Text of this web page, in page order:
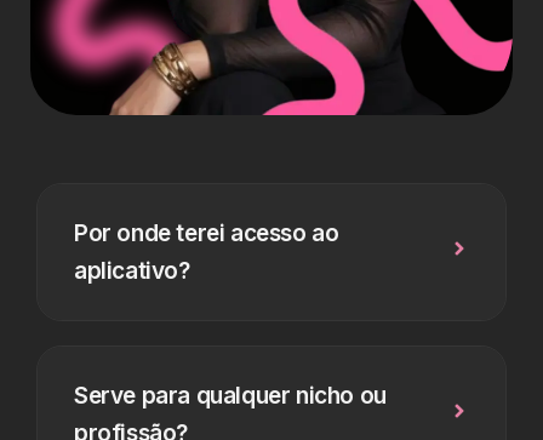
Por onde terei acesso ao
aplicativo?
Serve para qualquer nicho ou
profissão?